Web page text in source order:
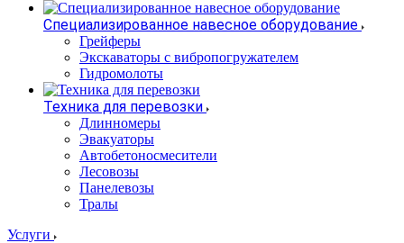
Специализированное навесное оборудование
Грейферы
Экскаваторы с вибропогружателем
Гидромолоты
Техника для перевозки
Длинномеры
Эвакуаторы
Автобетоносмесители
Лесовозы
Панелевозы
Тралы
Услуги